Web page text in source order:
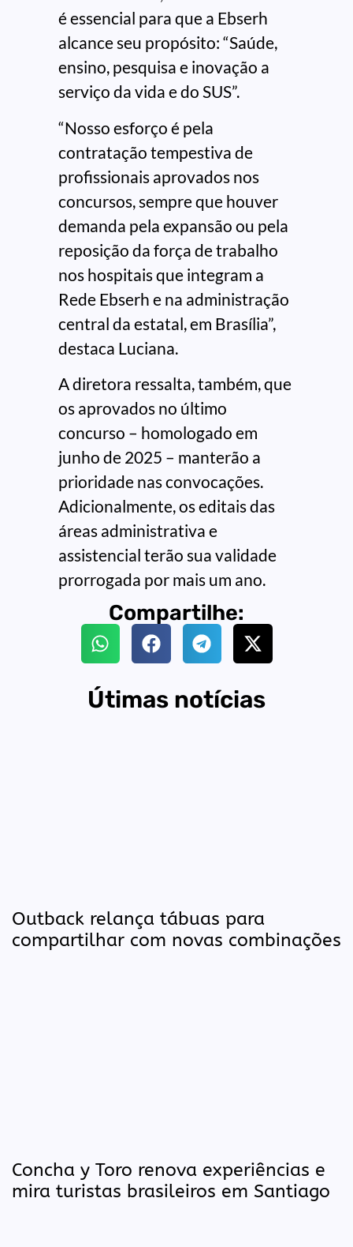
é essencial para que a Ebserh
alcance seu propósito: “Saúde,
ensino, pesquisa e inovação a
serviço da vida e do SUS”.
“Nosso esforço é pela
contratação tempestiva de
profissionais aprovados nos
concursos, sempre que houver
demanda pela expansão ou pela
reposição da força de trabalho
nos hospitais que integram a
Rede Ebserh e na administração
central da estatal, em Brasília”,
destaca Luciana.
A diretora ressalta, também, que
os aprovados no último
concurso – homologado em
junho de 2025 – manterão a
prioridade nas convocações.
Adicionalmente, os editais das
áreas administrativa e
assistencial terão sua validade
prorrogada por mais um ano.
Compartilhe:
Útimas notícias
Outback relança tábuas para
compartilhar com novas combinações
Concha y Toro renova experiências e
mira turistas brasileiros em Santiago